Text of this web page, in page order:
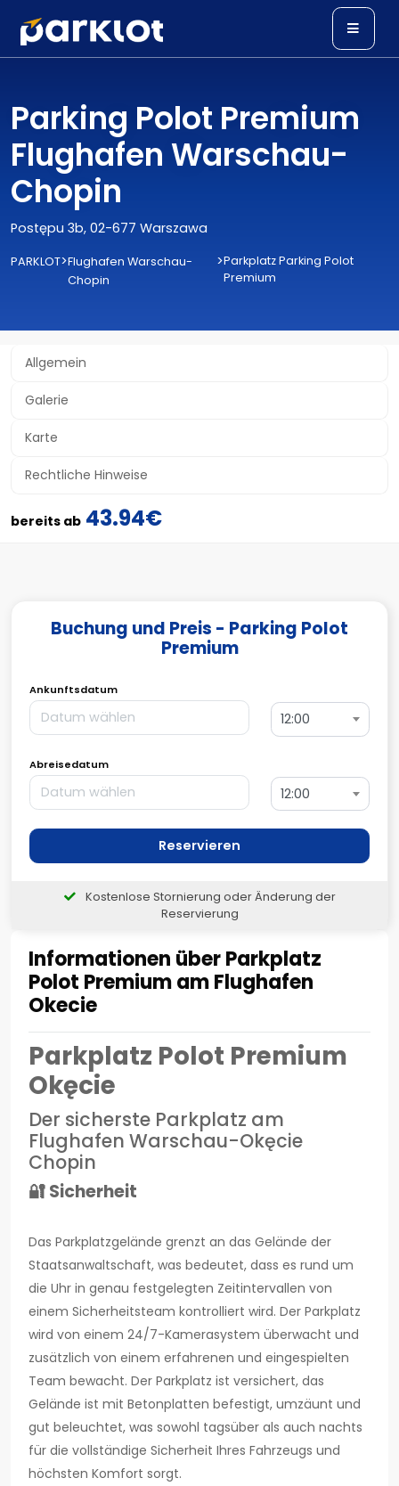
Parking Polot Premium
Flughafen Warschau-
Chopin
Postępu 3b, 02-677 Warszawa
PARKLOT>Flughafen Warschau-
Chopin
>Parkplatz Parking Polot
Premium
Allgemein
Galerie
Karte
Rechtliche Hinweise
bereits ab 43.94€
Informationen über Parkplatz
Polot Premium am Flughafen
Okecie
Parkplatz Polot Premium
Okęcie
Der sicherste Parkplatz am
Flughafen Warschau-Okęcie
Chopin
🔐 Sicherheit
Das Parkplatzgelände grenzt an das Gelände der
Staatsanwaltschaft, was bedeutet, dass es rund um
die Uhr in genau festgelegten Zeitintervallen von
einem Sicherheitsteam kontrolliert wird. Der Parkplatz
wird von einem 24/7-Kamerasystem überwacht und
zusätzlich von einem erfahrenen und eingespielten
Team bewacht. Der Parkplatz ist versichert, das
Gelände ist mit Betonplatten befestigt, umzäunt und
gut beleuchtet, was sowohl tagsüber als auch nachts
für die vollständige Sicherheit Ihres Fahrzeugs und
höchsten Komfort sorgt.
Buchung und Preis - Parking Polot
Premium
Ankunftsdatum
12:00
Abreisedatum
12:00
Reservieren
Kostenlose Stornierung oder Änderung der
Reservierung